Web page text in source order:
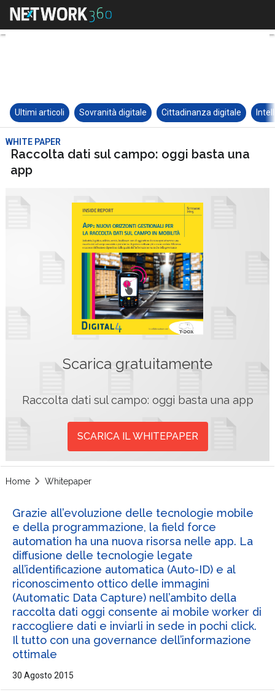
Ultimi articoli Sovranità digitale Cittadinanza digitale
WHITE PAPER
Raccolta dati sul campo: oggi basta una
app
Scarica gratuitamente
Raccolta dati sul campo: oggi basta una app
SCARICA IL WHITEPAPER
Home Whitepaper
Grazie all’evoluzione delle tecnologie mobile
e della programmazione, la field force
automation ha una nuova risorsa nelle app. La
diffusione delle tecnologie legate
all’identificazione automatica (Auto-ID) e al
riconoscimento ottico delle immagini
(Automatic Data Capture) nell’ambito della
raccolta dati oggi consente ai mobile worker di
raccogliere dati e inviarli in sede in pochi click.
Il tutto con una governance dell’informazione
ottimale
30 Agosto 2015